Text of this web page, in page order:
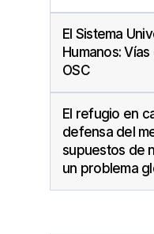
El Sistema
Humanos:
OSC
El refugio en
defensa del
supuestos de
un problema